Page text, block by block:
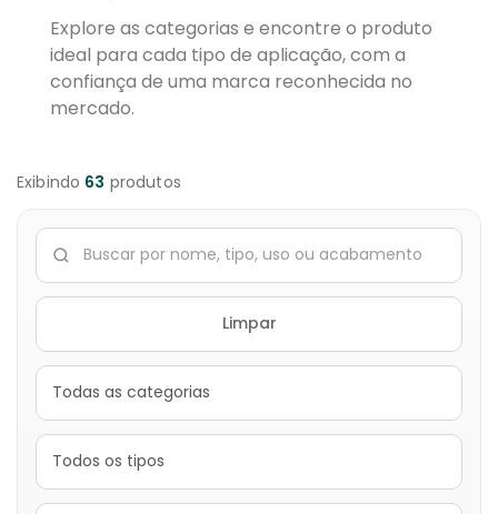
Explore as categorias e encontre o produto
ideal para cada tipo de aplicação, com a
confiança de uma marca reconhecida no
mercado.
Exibindo 63 produtos
Limpar